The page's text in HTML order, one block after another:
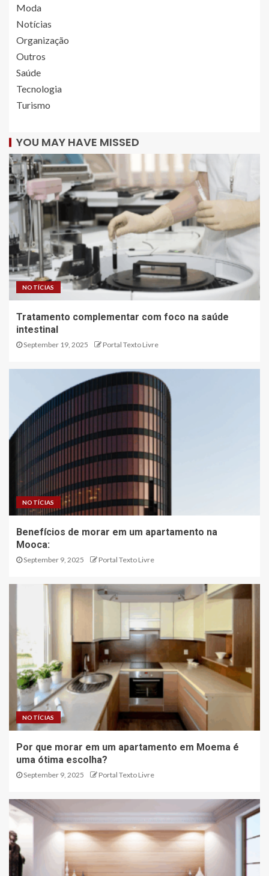
Moda
Notícias
Organização
Outros
Saúde
Tecnologia
Turismo
YOU MAY HAVE MISSED
NOTÍCIAS
Tratamento complementar com foco na saúde
intestinal
September 19, 2025 Portal Texto Livre
NOTÍCIAS
Benefícios de morar em um apartamento na
Mooca:
September 9, 2025 Portal Texto Livre
NOTÍCIAS
Por que morar em um apartamento em Moema é
uma ótima escolha?
September 9, 2025 Portal Texto Livre